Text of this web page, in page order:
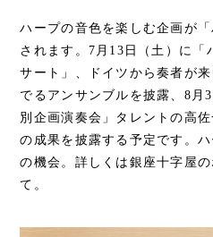
ハープの音色を楽しむ企画が
されます。7月13日（土）に「
サート」、ドイツから奏者が
でるアンサンブルを披露、8月
別企画演奏会」タレントの高
の成果を披露する予定です。
の機会。詳しくは銀座十字屋
て。